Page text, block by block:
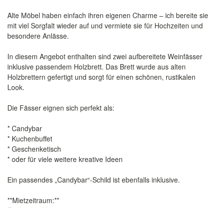
Alte Möbel haben einfach ihren eigenen Charme – ich bereite sie
mit viel Sorgfalt wieder auf und vermiete sie für Hochzeiten und
besondere Anlässe.
In diesem Angebot enthalten sind zwei aufbereitete Weinfässer
inklusive passendem Holzbrett. Das Brett wurde aus alten
Holzbrettern gefertigt und sorgt für einen schönen, rustikalen
Look.
Die Fässer eignen sich perfekt als:
* Candybar
* Kuchenbuffet
* Geschenketisch
* oder für viele weitere kreative Ideen
Ein passendes „Candybar“-Schild ist ebenfalls inklusive.
**Mietzeitraum:**